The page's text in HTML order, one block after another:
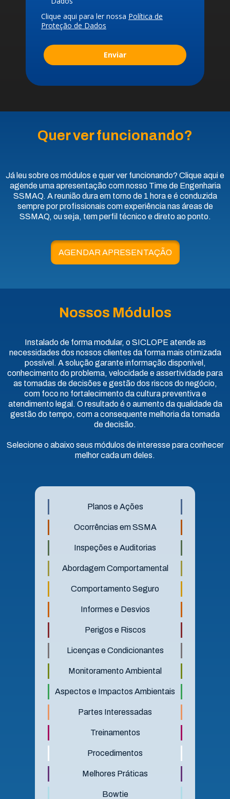
Clique aqui para ler nossa Política de
Proteção de Dados
Enviar
Quer ver funcionando?
Já leu sobre os módulos e quer ver funcionando? Clique aqui e
agende uma apresentação com nosso Time de Engenharia
SSMAQ. A reunião dura em torno de 1 hora e é conduzida
sempre por profissionais com experiência nas áreas de
SSMAQ, ou seja, tem perfil técnico e direto ao ponto.
AGENDAR APRESENTAÇÃO
Nossos Módulos
Instalado de forma modular, o SICLOPE atende as
necessidades dos nossos clientes da forma mais otimizada
possível. A solução garante informação disponível,
conhecimento do problema, velocidade e assertividade para
as tomadas de decisões e gestão dos riscos do negócio,
com foco no fortalecimento da cultura preventiva e
atendimento legal. O resultado é o aumento da qualidade da
gestão do tempo, com a consequente melhoria da tomada
de decisão.
Selecione o abaixo seus módulos de interesse para conhecer
melhor cada um deles.
Planos e Ações
Ocorrências em SSMA
Inspeções e Auditorias
Abordagem Comportamental
Comportamento Seguro
Informes e Desvios
Perigos e Riscos
Licenças e Condicionantes
Monitoramento Ambiental
Aspectos e Impactos Ambientais
Partes Interessadas
Treinamentos
Procedimentos
Melhores Práticas
Bowtie